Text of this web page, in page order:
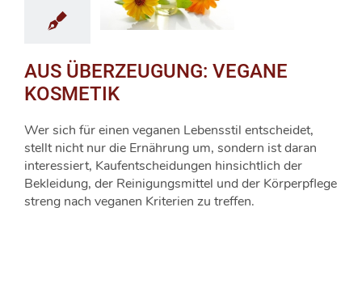
AUS ÜBERZEUGUNG: VEGANE
KOSMETIK
Wer sich für einen veganen Lebensstil entscheidet,
stellt nicht nur die Ernährung um, sondern ist daran
interessiert, Kaufentscheidungen hinsichtlich der
Bekleidung, der Reinigungsmittel und der Körperpflege
streng nach veganen Kriterien zu treffen.